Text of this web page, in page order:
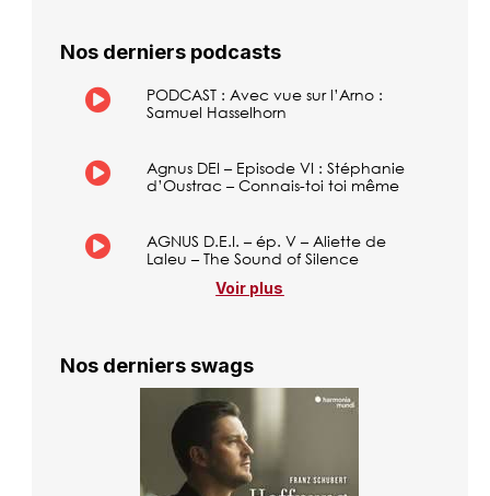
Nos derniers podcasts
PODCAST : Avec vue sur l’Arno :
Samuel Hasselhorn
Agnus DEI – Episode VI : Stéphanie
d’Oustrac – Connais-toi toi même
AGNUS D.E.I. – ép. V – Aliette de
Laleu – The Sound of Silence
Voir plus
Nos derniers swags